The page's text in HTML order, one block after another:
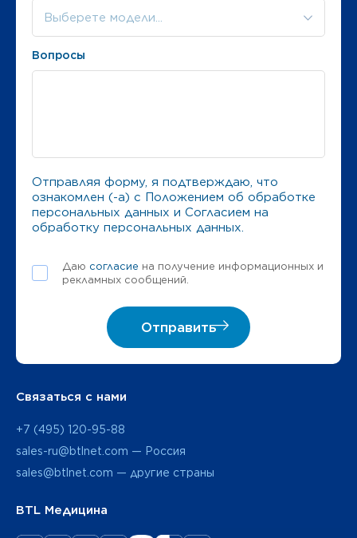
Связаться с нами
+7 (495) 120-95-88
sales-ru@btlnet.com — Россия
sales@btlnet.com — другие страны
BTL Медицина
Выберете модели...
Вопросы
Отправляя форму, я подтверждаю, что
ознакомлен (-а) с Положением об обработке
персональных данных и Согласием на
обработку персональных данных.
Даю согласие на получение информационных и
рекламных сообщений.
Отправить